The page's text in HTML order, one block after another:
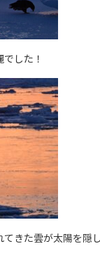
した！
きた雲が太陽を隠し